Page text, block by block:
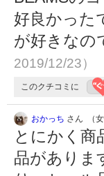
好良かった
が好きなの
2019/12/23）
このクチコミに
おかっち さん （女
とにかく商
品がありま